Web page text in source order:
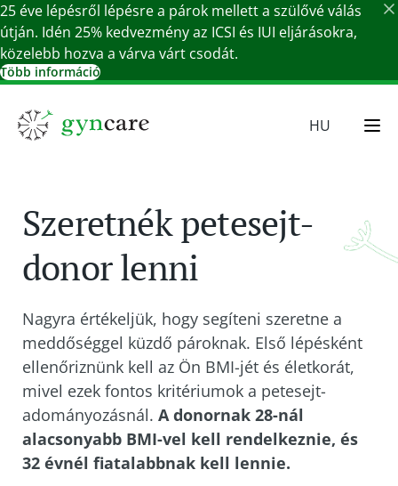
25 éve lépésről lépésre a párok mellett a szülővé válás
útján. Idén 25% kedvezmény az ICSI és IUI eljárásokra,
közelebb hozva a várva várt csodát.
Több információ
HU
DE
Szeretnék petesejt-
donor lenni
Nagyra értékeljük, hogy segíteni szeretne a
meddőséggel küzdő pároknak. Első lépésként
ellenőriznünk kell az Ön BMI-jét és életkorát,
mivel ezek fontos kritériumok a petesejt-
adományozásnál. A donornak 28-nál
alacsonyabb BMI-vel kell rendelkeznie, és
32 évnél fiatalabbnak kell lennie.